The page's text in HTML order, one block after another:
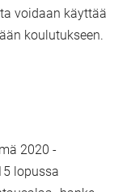
voidaan käyttää
koulutukseen.
2020 -
lopussa